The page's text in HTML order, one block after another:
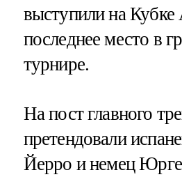
выступили на
последнее место в
турнире.
На пост главного
претендовали
Йерро и немец